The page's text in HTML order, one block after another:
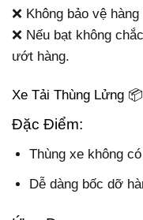
❌ Không bảo vệ
❌ Nếu bạt không
ướt hàng.
Xe Tải Thùng Lửng 📦
Đặc Điểm:
Thùng xe không
Dễ dàng bốc dỡ